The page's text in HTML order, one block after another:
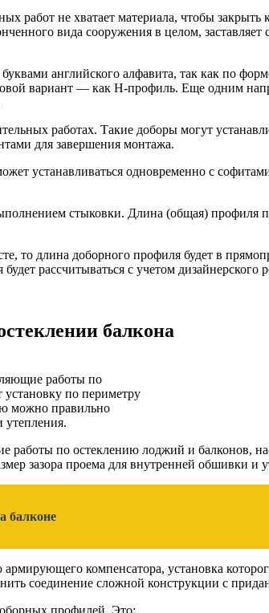
работ не хватает материала, чтобы
вида сооружения в целом,
английского алфавита, так как по
вариант — как H-профиль. Еще одним
работах. Такие доборы могут
для завершения монтажа.
устанавливаться одновременно с
стыковки. Длина (общая)
то длина доборного профиля будет в
рассчитываться с учетом дизайнерского
балкона
работы по
по периметру
можно правильно
утепления.
по остеклению лоджий и балконов,
зазора проема для внутренней обшивки и
балконе
компенсатора, установка
соединение сложной конструкции с
профилей. Это: